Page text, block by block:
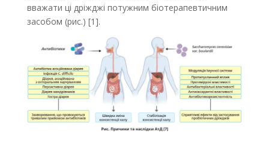
вважати ці дріжджі потужним біотерапевтичним
засобом (рис.) [1].